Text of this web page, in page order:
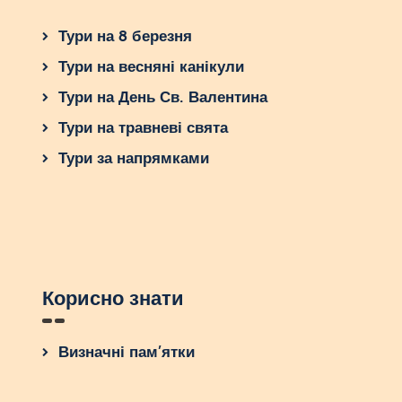
Тури на 8 березня
Тури на весняні канікули
Тури на День Св. Валентина
Тури на травневі свята
Тури за напрямками
Корисно знати
Визначні пам’ятки